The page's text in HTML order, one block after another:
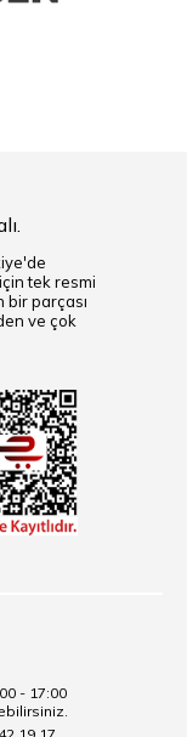
tek resmi
bir parçası
ve çok
- 17:00